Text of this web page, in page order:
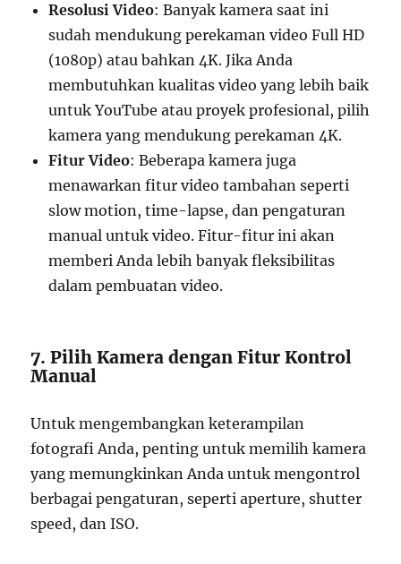
Resolusi Video: Banyak kamera saat ini
sudah mendukung perekaman video Full HD
(1080p) atau bahkan 4K. Jika Anda
membutuhkan kualitas video yang lebih baik
untuk YouTube atau proyek profesional, pilih
kamera yang mendukung perekaman 4K.
Fitur Video: Beberapa kamera juga
menawarkan fitur video tambahan seperti
slow motion, time-lapse, dan pengaturan
manual untuk video. Fitur-fitur ini akan
memberi Anda lebih banyak fleksibilitas
dalam pembuatan video.
7. Pilih Kamera dengan Fitur Kontrol
Manual
Untuk mengembangkan keterampilan
fotografi Anda, penting untuk memilih kamera
yang memungkinkan Anda untuk mengontrol
berbagai pengaturan, seperti aperture, shutter
speed, dan ISO.